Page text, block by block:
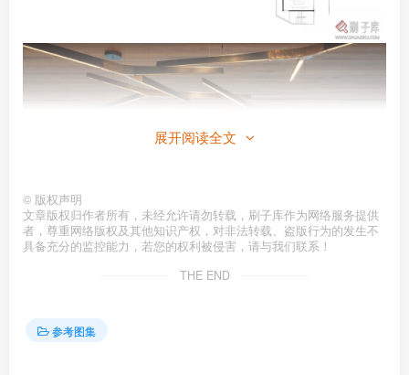
展开阅读全文
© 版权声明
文章版权归作者所有，未经允许请勿转载，刷子库作为网络服务提供
者，尊重网络版权及其他知识产权，对非法转载、盗版行为的发生不
具备充分的监控能力，若您的权利被侵害，请与我们联系！
THE END
参考图集